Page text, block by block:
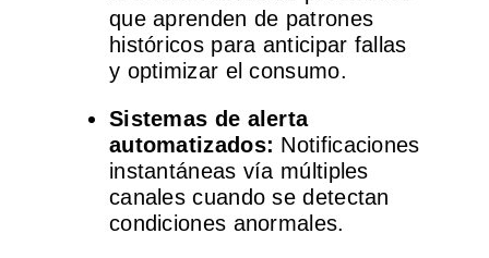
que aprenden de patrones
históricos para anticipar fallas
y optimizar el consumo.
Sistemas de alerta
automatizados: Notificaciones
instantáneas vía múltiples
canales cuando se detectan
condiciones anormales.